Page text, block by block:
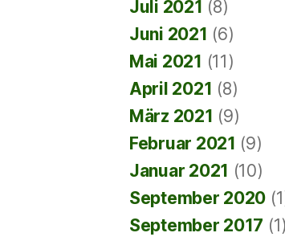
Juli 2021 (8)
Juni 2021 (6)
Mai 2021 (11)
April 2021 (8)
März 2021 (9)
Februar 2021 (9)
Januar 2021 (10)
September 2020
September 2017